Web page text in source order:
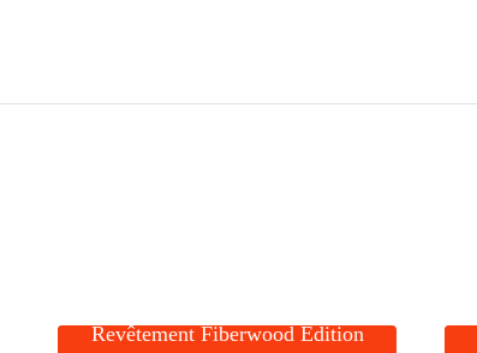
Revêtement Fiberwood Édition